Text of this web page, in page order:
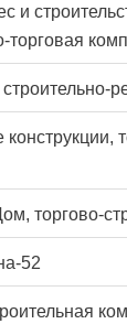
и
торговая
торгово-
52